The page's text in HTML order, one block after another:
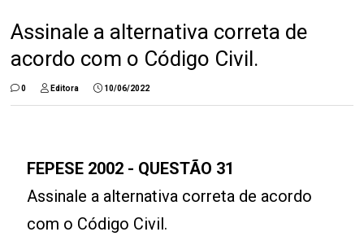
Assinale a alternativa correta de
acordo com o Código Civil.
0 Editora 10/06/2022
FEPESE 2002 - QUESTÃO 31
Assinale a alternativa correta de acordo
com o Código Civil.